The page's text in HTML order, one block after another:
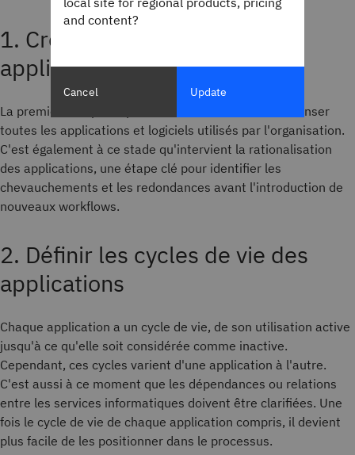
1. Créer un inventaire des
applications
La première étape du processus APM consiste à recenser
toutes les applications et logiciels utilisés par l'organisation.
C'est également à ce stade qu'intervient la rationalisation
des applications, une étape clé pour identifier les
chevauchements et les redondances avant l'introduction de
nouveaux workflows.
2. Définir les cycles de vie des
applications
Chaque application a un cycle de vie, de son utilisation active
jusqu'à ce qu'elle soit considérée comme inactive.
Cependant, ces cycles varient d'une application à l'autre.
C'est aussi à ce moment que les dépendances ou relations
entre les services informatiques doivent être clarifiées. Une
fois le cycle de vie de chaque application compris, il devient
plus facile de les positionner dans le processus.
and content?
Cancel Update